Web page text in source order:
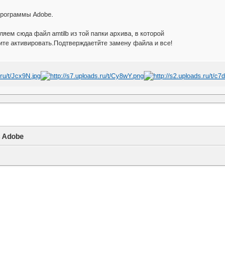
Adobe.
сюда файл amtilb из той папки архива, в которой
активировать.Подтверждаетйте замену файла и все!
Adobe